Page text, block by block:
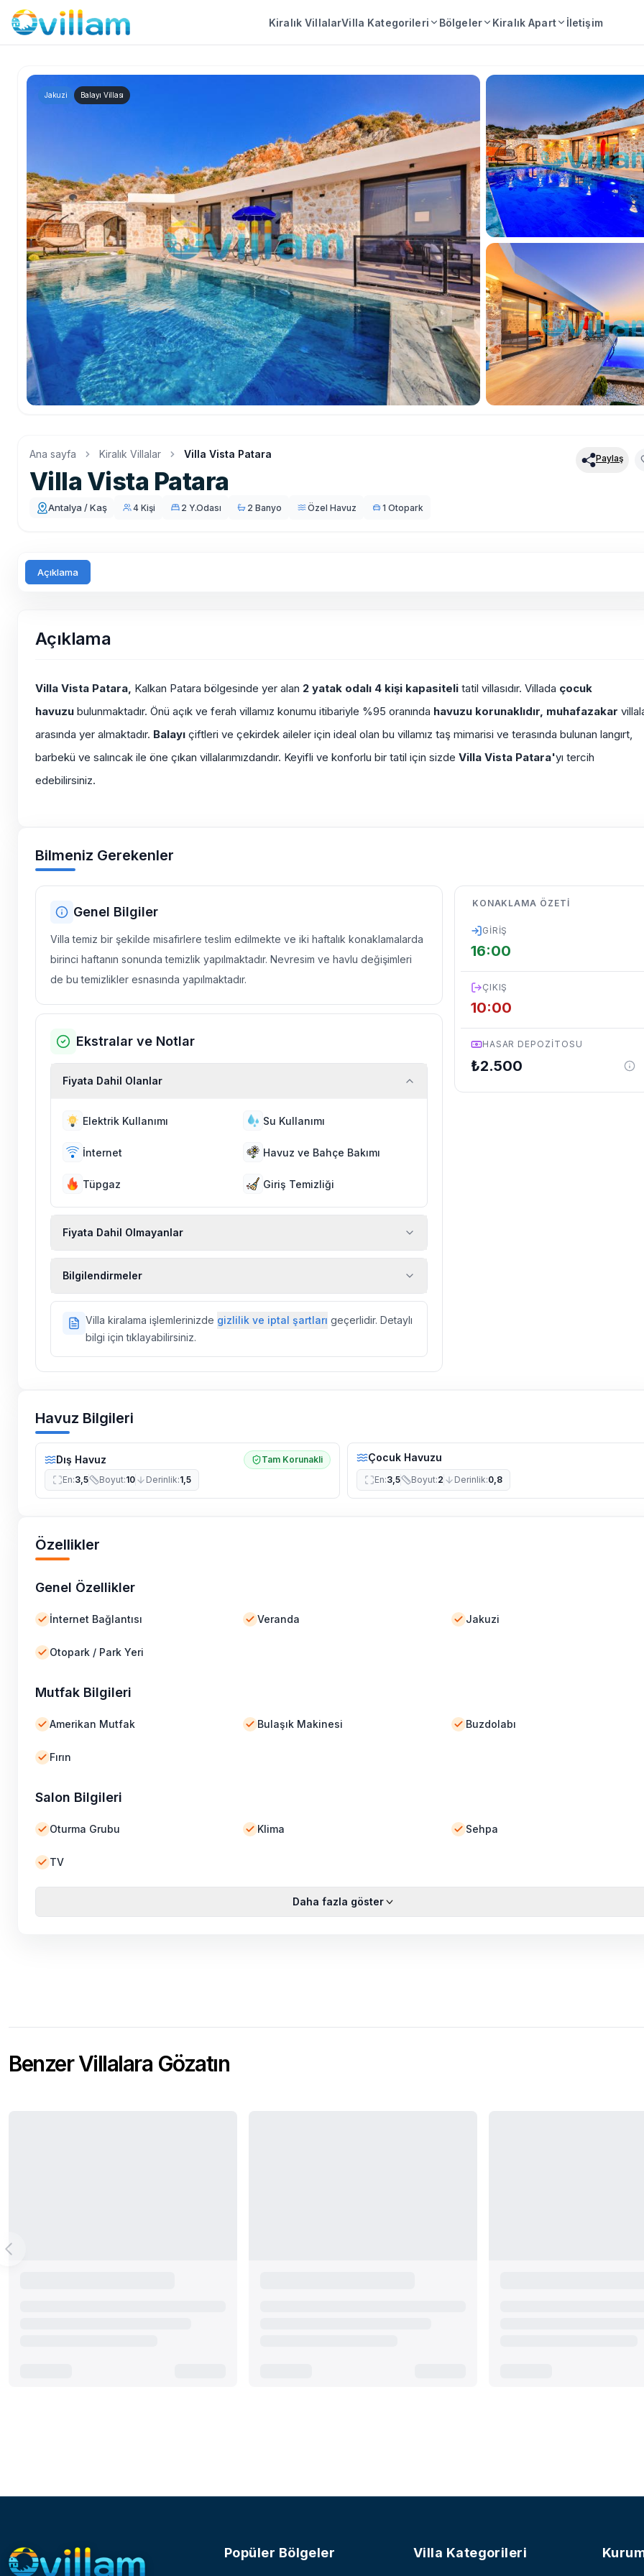
Kiralık VillalarVilla Kategorileri Bölgeler Kiralık Apart İletişim
Jakuzi Balayı Villası
Ana sayfa Kiralık Villalar Villa Vista Patara
Villa Vista Patara
Paylaş
Antalya / Kaş 4 Kişi 2 Y.Odası 2 Banyo Özel Havuz 1 Otopark
Açıklama
Açıklama
Villa Vista Patara, Kalkan Patara bölgesinde yer alan 2 yatak odalı 4 kişi kapasiteli tatil villasıdır. Villada çocuk
havuzu bulunmaktadır. Önü açık ve ferah villamız konumu itibariyle %95 oranında havuzu korunaklıdır, muhafazakar
arasında yer almaktadır. Balayı çiftleri ve çekirdek aileler için ideal olan bu villamız taş mimarisi ve terasında bulunan langırt,
barbekü ve salıncak ile öne çıkan villalarımızdandır. Keyifli ve konforlu bir tatil için sizde Villa Vista Patara'yı tercih
edebilirsiniz.
Bilmeniz Gerekenler
Genel Bilgiler
Villa temiz bir şekilde misafirlere teslim edilmekte ve iki haftalık konaklamalarda
birinci haftanın sonunda temizlik yapılmaktadır. Nevresim ve havlu değişimleri
de bu temizlikler esnasında yapılmaktadır.
Ekstralar ve Notlar
Fiyata Dahil Olanlar
Elektrik Kullanımı Su Kullanımı
İnternet Havuz ve Bahçe Bakımı
Tüpgaz Giriş Temizliği
Fiyata Dahil Olmayanlar
Bilgilendirmeler
ilaçlama yapılmaktadır. Buna rağmen çevrede kelebek, böcek, sinek
vs. bulunma ihtimali vardır.
Villalarımızın bulunmuş olduğu bölgelerde dönemsel olarak altyapı
Villa kiralama işlemlerinizde gizlilik ve iptal şartları geçerlidir. Detaylı
bilgi için tıklayabilirsiniz.
KONAKLAMA ÖZETI
GIRIŞ
16:00
ÇIKIŞ
10:00
HASAR DEPOZITOSU
₺2.500
Havuz Bilgileri
Dış Havuz
Tam Korunakli
En:3,5 Boyut:10 Derinlik:1,5
Çocuk Havuzu
En:3,5 Boyut:2 Derinlik:0,8
Özellikler
Genel Özellikler
İnternet Bağlantısı Veranda Jakuzi
Otopark / Park Yeri
Mutfak Bilgileri
Amerikan Mutfak Bulaşık Makinesi Buzdolabı
Fırın
Salon Bilgileri
Oturma Grubu Klima Sehpa
TV
Daha fazla göster
Benzer Villalara Gözatın
Popüler Bölgeler Villa Kategorileri